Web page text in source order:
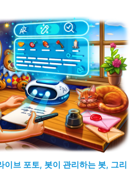
이브 포토, 봇이 관리하는 봇, 그리